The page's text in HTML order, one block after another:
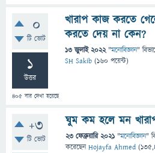
0
টি ভোট
1
উত্তর
405 বার দেখা হয়েছে
খারাপ কাজ করতে
করতে দেয় না কেন?
13 জুলাই 2022 "মনোবিজ্ঞান"
SH Sakib (160 পয়েন্ট)
+3
টি ভোট
ঘুম কম হলে মন
23 ফেব্রুয়ারি 2021 "মনোবিজ্ঞান"
করেছেনHojayfa Ahmed (